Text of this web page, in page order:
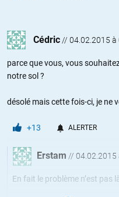
Cédric// 04.02.2015 à
parce que vous, vous
notre sol ?
désolé mais cette fois-ci, je ne
+13 ALERTER
Erstam // 04.02.2015
En fait le problème n’est pas